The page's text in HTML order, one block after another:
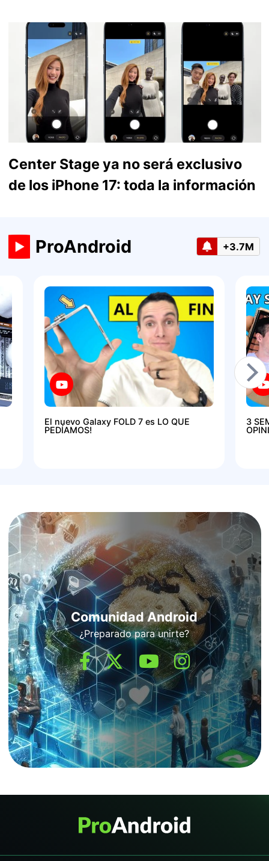
Center Stage ya no será exclusivo
de los iPhone 17: toda la información
ProAndroid +3.7M
El nuevo Galaxy FOLD 7 es LO QUE
PEDÍAMOS!
3
Comunidad Android
¿Preparado para unirte?